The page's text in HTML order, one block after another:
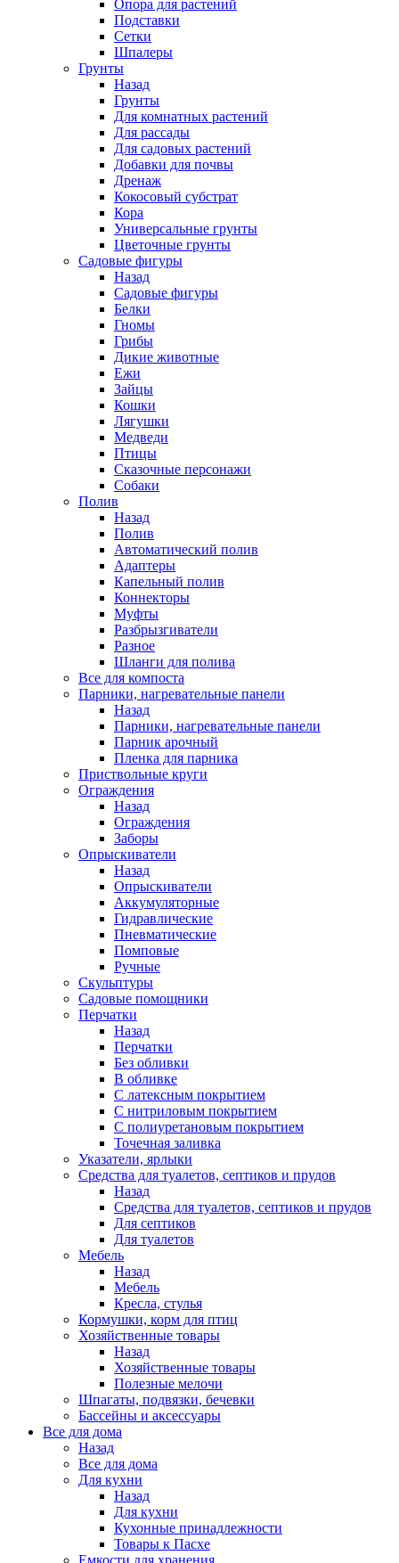
Опора для растений
Подставки
Сетки
Шпалеры
Грунты
Назад
Грунты
Для комнатных растений
Для рассады
Для садовых растений
Добавки для почвы
Дренаж
Кокосовый субстрат
Кора
Универсальные грунты
Цветочные грунты
Садовые фигуры
Назад
Садовые фигуры
Белки
Гномы
Грибы
Дикие животные
Ежи
Зайцы
Кошки
Лягушки
Медведи
Птицы
Сказочные персонажи
Собаки
Полив
Назад
Полив
Автоматический полив
Адаптеры
Капельный полив
Коннекторы
Муфты
Разбрызгиватели
Разное
Шланги для полива
Все для компоста
Парники, нагревательные панели
Назад
Парники, нагревательные панели
Парник арочный
Пленка для парника
Приствольные круги
Ограждения
Назад
Ограждения
Заборы
Опрыскиватели
Назад
Опрыскиватели
Аккумуляторные
Гидравлические
Пневматические
Помповые
Ручные
Скульптуры
Садовые помощники
Перчатки
Назад
Перчатки
Без обливки
В обливке
С латексным покрытием
С нитриловым покрытием
С полиуретановым покрытием
Точечная заливка
Указатели, ярлыки
Средства для туалетов, септиков и прудов
Назад
Средства для туалетов, септиков и прудов
Для септиков
Для туалетов
Мебель
Назад
Мебель
Кресла, стулья
Кормушки, корм для птиц
Хозяйственные товары
Назад
Хозяйственные товары
Полезные мелочи
Шпагаты, подвязки, бечевки
Бассейны и аксессуары
Все для дома
Назад
Все для дома
Для кухни
Назад
Для кухни
Кухонные принадлежности
Товары к Пасхе
Емкости для хранения